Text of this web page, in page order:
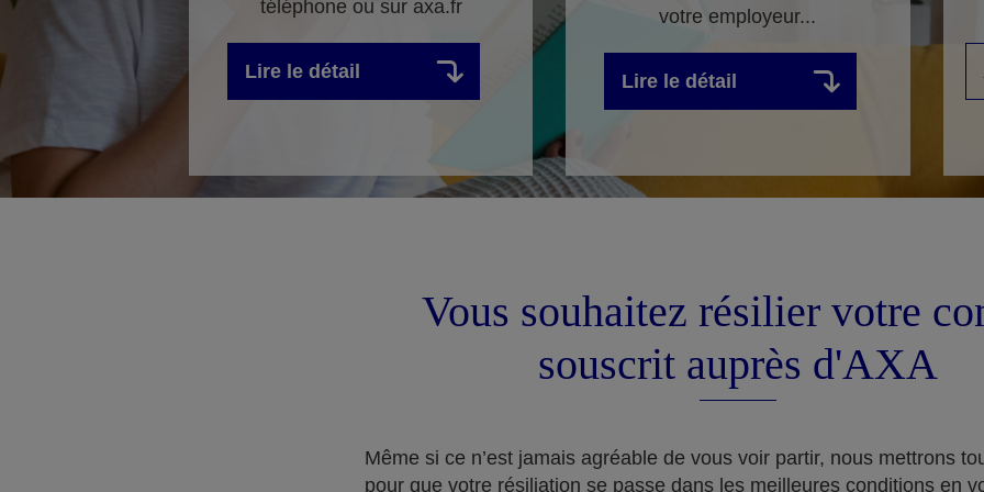
téléphone ou sur axa.fr
Lire le détail
votre employeur...
Lire le détail
Vous souhaitez résilier votre
souscrit auprès d'AXA
Même si ce n’est jamais agréable de vous voir partir, nous mettrons
pour que votre résiliation se passe dans les meilleures conditions en